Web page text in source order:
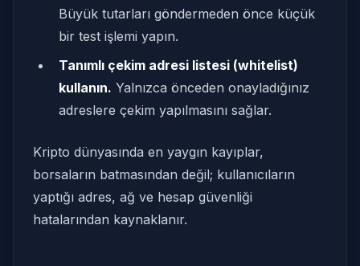
Büyük tutarları göndermeden önce küçük
bir test işlemi yapın.
Tanımlı çekim adresi listesi (whitelist)
kullanın. Yalnızca önceden onayladığınız
adreslere çekim yapılmasını sağlar.
Kripto dünyasında en yaygın kayıplar,
borsaların batmasından değil; kullanıcıların
yaptığı adres, ağ ve hesap güvenliği
hatalarından kaynaklanır.